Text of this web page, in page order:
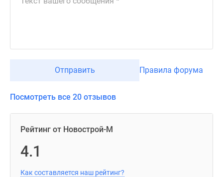
Отправить Правила форума
Посмотреть все 20 отзывов
Рейтинг от Новострой-М
4.1
Как составляется наш рейтинг?